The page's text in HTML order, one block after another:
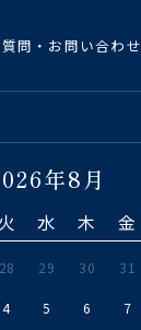
問・お問い合わせ
年8月
火 水 木 金
28 29 30 31
4 5 6 7